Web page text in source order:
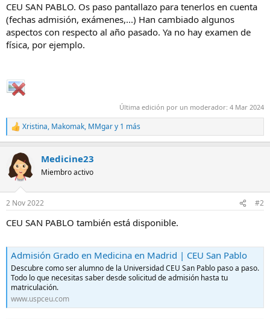
i
o
CEU SAN PABLO. Os paso pantallazo para tenerlos en cuenta
(fechas admisión, exámenes,...) Han cambiado algunos
aspectos con respecto al año pasado. Ya no hay examen de
física, por ejemplo.
Última edición por un moderador: 4 Mar 2024
R
e
c
c
i
n
e
:
Xristina, Makomak, MMgary 1 más
Medicine23
Miembro activo
2 Nov 2022 #2
CEU SAN PABLO también está disponible.
Admisión Grado en Medicina en Madrid | CEU San Pablo
Descubre como ser alumno de la Universidad CEU San Pablo paso a paso.
Todo lo que necesitas saber desde solicitud de admisión hasta tu
matriculación.
www.uspceu.com